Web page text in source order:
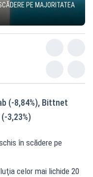
PE MAJORITATEA
(-8,84%), Bittnet
3,23%)
în scădere pe
celor mai lichide 20